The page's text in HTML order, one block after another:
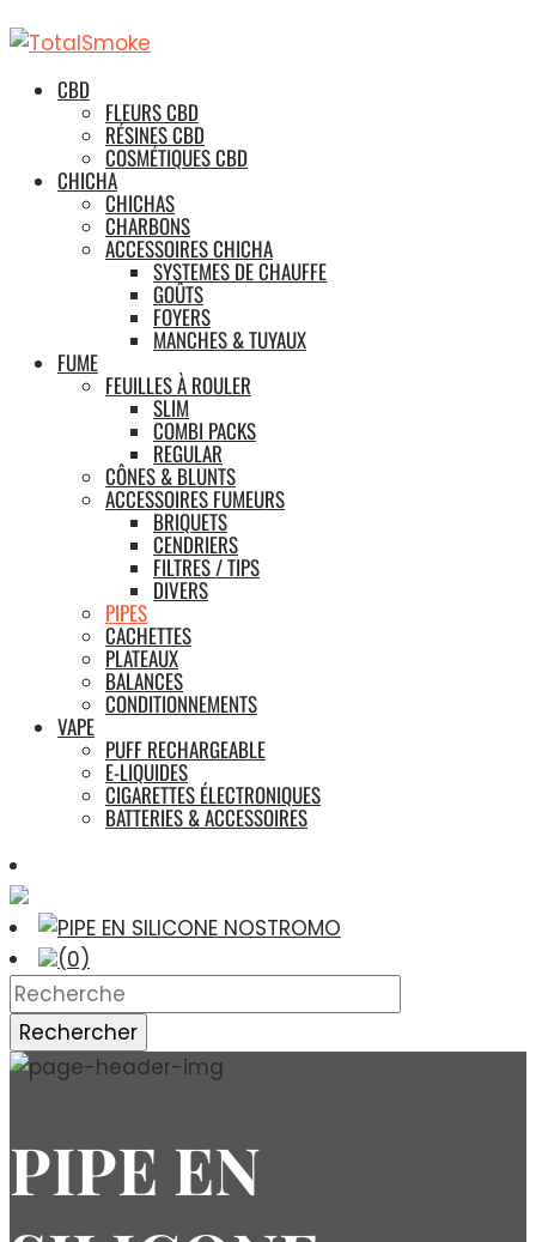
CBD
FLEURS CBD
RÉSINES CBD
COSMÉTIQUES CBD
CHICHA
CHICHAS
CHARBONS
ACCESSOIRES CHICHA
SYSTEMES DE CHAUFFE
GOÛTS
FOYERS
MANCHES & TUYAUX
FUME
FEUILLES À ROULER
SLIM
COMBI PACKS
REGULAR
CÔNES & BLUNTS
ACCESSOIRES FUMEURS
BRIQUETS
CENDRIERS
FILTRES / TIPS
DIVERS
PIPES
CACHETTES
PLATEAUX
BALANCES
CONDITIONNEMENTS
VAPE
PUFF RECHARGEABLE
E-LIQUIDES
CIGARETTES ÉLECTRONIQUES
BATTERIES & ACCESSOIRES
(0)
PIPE EN